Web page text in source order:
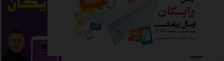
مرجع تخصصی صنایع فلزی و آهن آلات
دایرکتوری تخصصی قالیشویی و مبل شویی
خدمات تخصصی شستشو در سراسر ایران